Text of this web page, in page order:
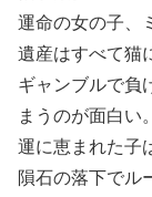
運命の女の子、
遺産はすべて猫
ギャンブルで負
まうのが面白い。
運に恵まれた子
隕石の落下でル